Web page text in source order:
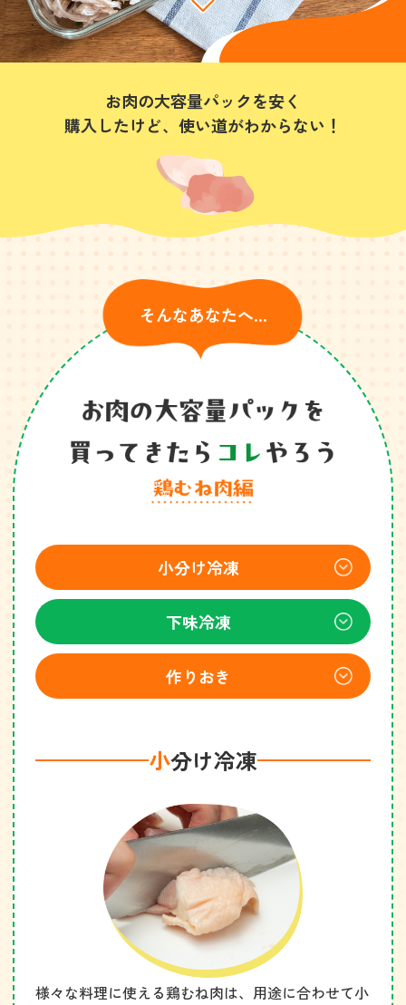
お肉の大容量パックを安く
購入したけど、使い道がわからない！
そんなあなたへ…
小分け冷凍
下味冷凍
作りおき
小分け冷凍
様々な料理に使える鶏むね肉は、 用途に合わせて小